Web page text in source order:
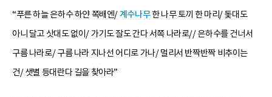
“푸른 하늘 은하수 하얀 쪽배엔/계수나무한 나무 토끼 한 마리/ 돛대도
아니 달고 삿대도 없이/ 가기도 잘도 간다 서쪽 나라로// 은하수를 건너서
구름 나라로/ 구름 나라 지나선 어디로 가나/ 멀리서 반짝반짝 비추이는
건/ 샛별 등대란다 길을 찾아라”